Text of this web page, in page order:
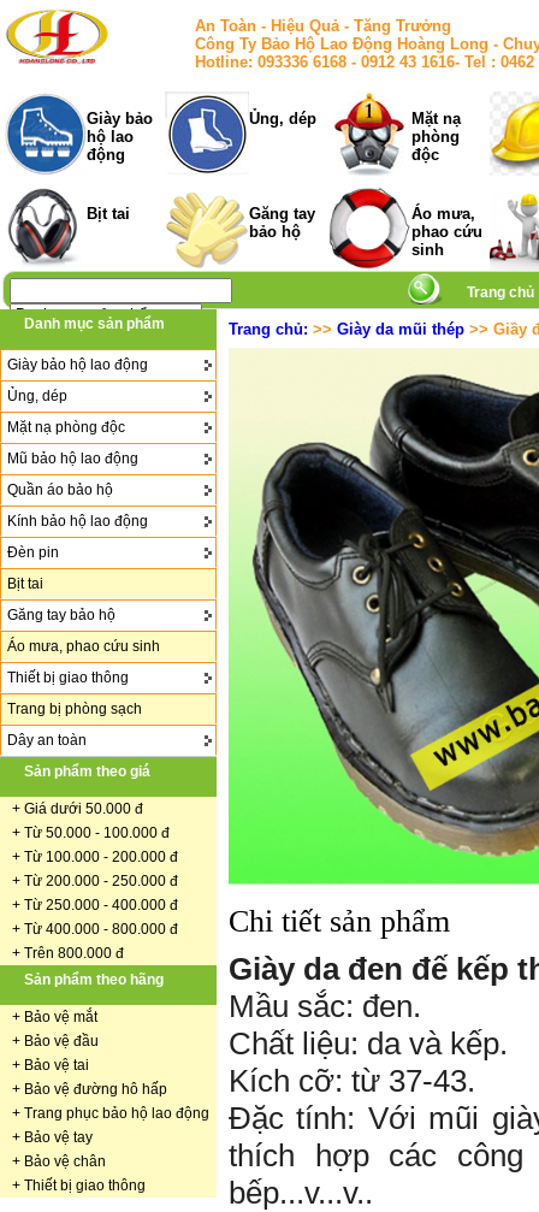
An Toàn - Hiệu Quả - Tăng Trưởng
Công Ty Bảo Hộ Lao Động Hoàng Long -
Hotline: 093336 6168 - 0912 43 1616- Tel :
Giày bảo
hộ lao
động
Ủng, dép
Mặt nạ
phòng
độc
Bịt tai
Găng tay
bảo hộ
Áo mưa,
phao cứu
sinh
Trang chủ
Danh mục sản phẩm
Giày bảo hộ lao động
Ủng, dép
Mặt nạ phòng độc
Mũ bảo hộ lao động
Quần áo bảo hộ
Kính bảo hộ lao động
Đèn pin
Bịt tai
Găng tay bảo hộ
Áo mưa, phao cứu sinh
Thiết bị giao thông
Trang bị phòng sạch
Dây an toàn
Sản phẩm theo giá
+ Giá dưới 50.000 đ
+ Từ 50.000 - 100.000 đ
+ Từ 100.000 - 200.000 đ
+ Từ 200.000 - 250.000 đ
+ Từ 250.000 - 400.000 đ
+ Từ 400.000 - 800.000 đ
+ Trên 800.000 đ
Sản phẩm theo hãng
+ Bảo vệ mắt
+ Bảo vệ đầu
+ Bảo vệ tai
+ Bảo vệ đường hô hấp
+ Trang phục bảo hộ lao động
+ Bảo vệ tay
+ Bảo vệ chân
+ Thiết bị giao thông
Trang chủ: >> Giày da mũi thép >> Giầy
Chi tiết sản phẩm
Giày da đen đế kếp
Mầu sắc: đen.
Chất liệu: da và kếp.
Kích cỡ: từ 37-43.
Đặc tính: Với mũi
thích hợp các
bếp...v...v..